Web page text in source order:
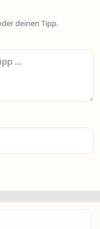
deinen Tipp.